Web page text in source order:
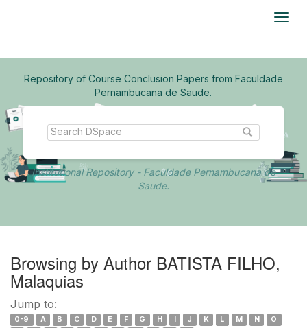
Repository of Course Conclusion Papers from Faculdade
Pernambucana de Saude.
Institutional Repository - Faculdade Pernambucana de
Saude.
Browsing by Author BATISTA FILHO,
Malaquias
Jump to:
0-9 A B C D E F G H I J K L M N
O